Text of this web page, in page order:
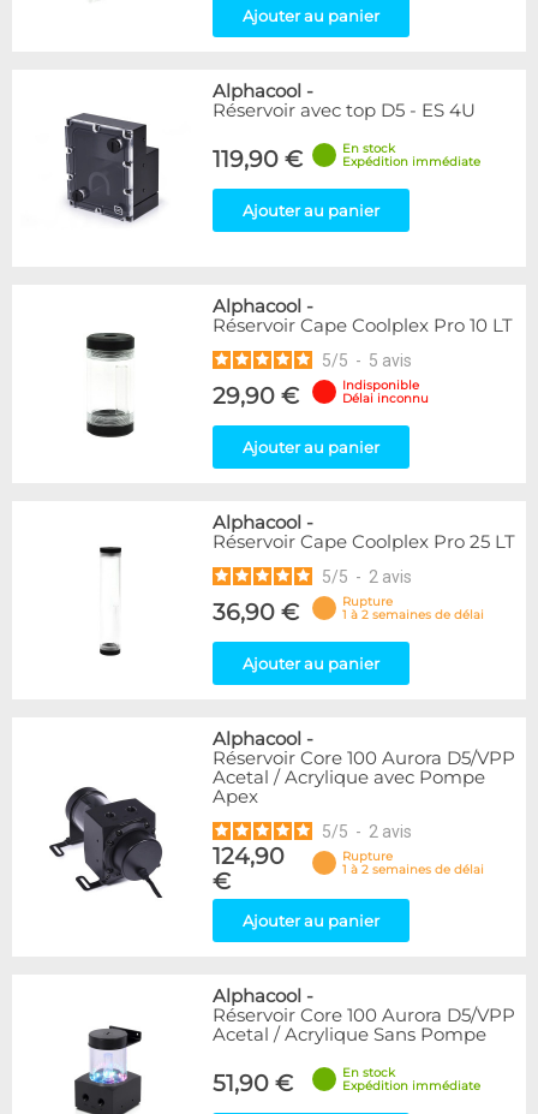
Ajouter au panier
Alphacool -
Réservoir avec top D5 - ES 4U
119,90 €
En stock
Expédition immédiate
Ajouter au panier
Alphacool -
Réservoir Cape Coolplex Pro 10 LT
5/5 - 5 avis
29,90 €
Indisponible
Délai inconnu
Ajouter au panier
Alphacool -
Réservoir Cape Coolplex Pro 25 LT
5/5 - 2 avis
36,90 €
Rupture
1 à 2 semaines de délai
Ajouter au panier
Alphacool -
Réservoir Core 100 Aurora D5/VPP
Acetal / Acrylique avec Pompe
Apex
5/5 - 2 avis
124,90
€
Rupture
1 à 2 semaines de délai
Ajouter au panier
Alphacool -
Réservoir Core 100 Aurora D5/VPP
Acetal / Acrylique Sans Pompe
51,90 €
En stock
Expédition immédiate